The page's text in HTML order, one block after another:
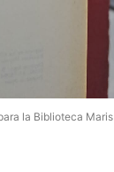
la Biblioteca Maris